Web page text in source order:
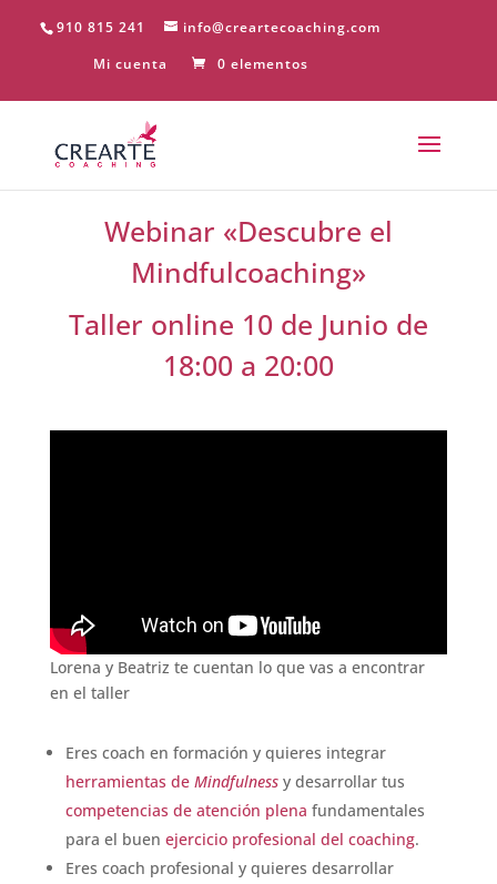
910 815 241
info@creartecoaching.com
Mi cuenta
0 elementos
Webinar «Descubre el
Mindfulcoaching»
Taller online 10 de Junio de
18:00 a 20:00
Lorena y Beatriz te cuentan lo que vas a encontrar
en el taller
Eres coach en formación y quieres integrar
herramientas de Mindfulness y desarrollar tus
competencias de atención plena fundamentales
para el buen ejercicio profesional del coaching.
Eres coach profesional y quieres desarrollar